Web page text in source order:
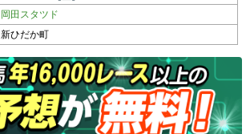
岡田スタツド
新ひだか町